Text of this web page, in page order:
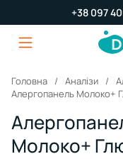
+38 097
Головна Аналізи
Алергопанель Молоко+
Молоко+